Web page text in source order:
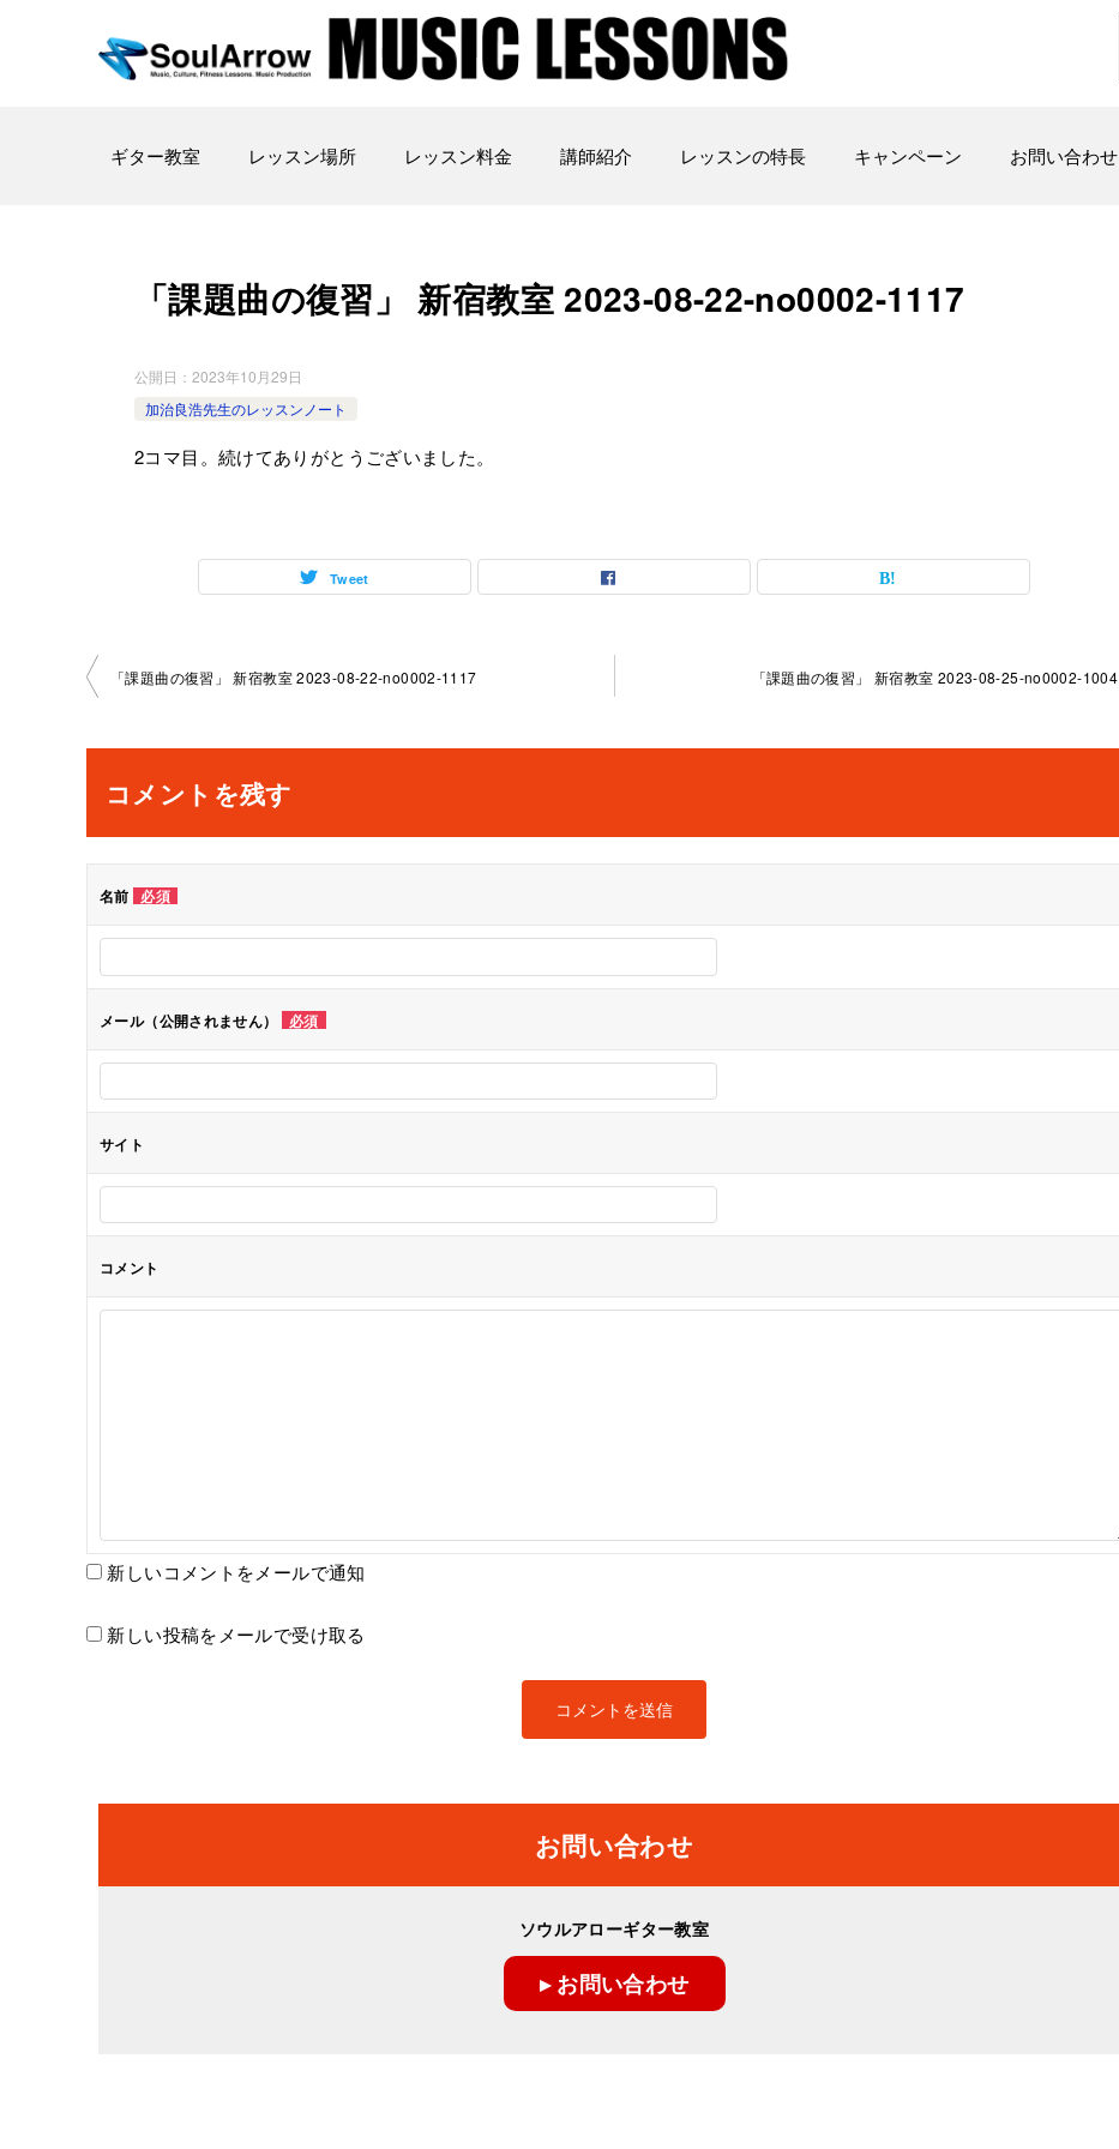
ギター教室 レッスン場所 レッスン料金 講師紹介 レッスンの特長 キャンペーン お問い合わせ
「課題曲の復習」 新宿教室 2023-08-22-no0002-1117
公開日： 2023年10月29日
加治良浩先生のレッスンノート
2コマ目。続けてありがとうございました。
Tweet
投
ナ
ビ
ゲ
ー
シ
ョ
「課題曲の復習」 新宿教室 2023-08-22-no0002-1117 「課題曲の復習」 新宿教室 2023-08-25-no0002-1004
コメントを残す
名前 必須
メール（公開されません） 必須
サイト
コメント
新しいコメントをメールで通知
新しい投稿をメールで受け取る
お問い合わせ
ソウルアローギター教室
▸ お問い合わせ